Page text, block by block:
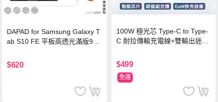
DAPAD for Samsung Galaxy T
ab S10 FE 平板高透光滿版9H
$620
100W 極光芯 Type-C to Type-
C 耐拉傳輸充電線+雙輸出迷你
$499
免運